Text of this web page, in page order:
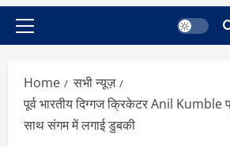
Primary
Home
सभी न्यूज़
पूर्व भारतीय दिग्गज क्रिकेटर Anil
साथ संगम में लगाई डुबकी